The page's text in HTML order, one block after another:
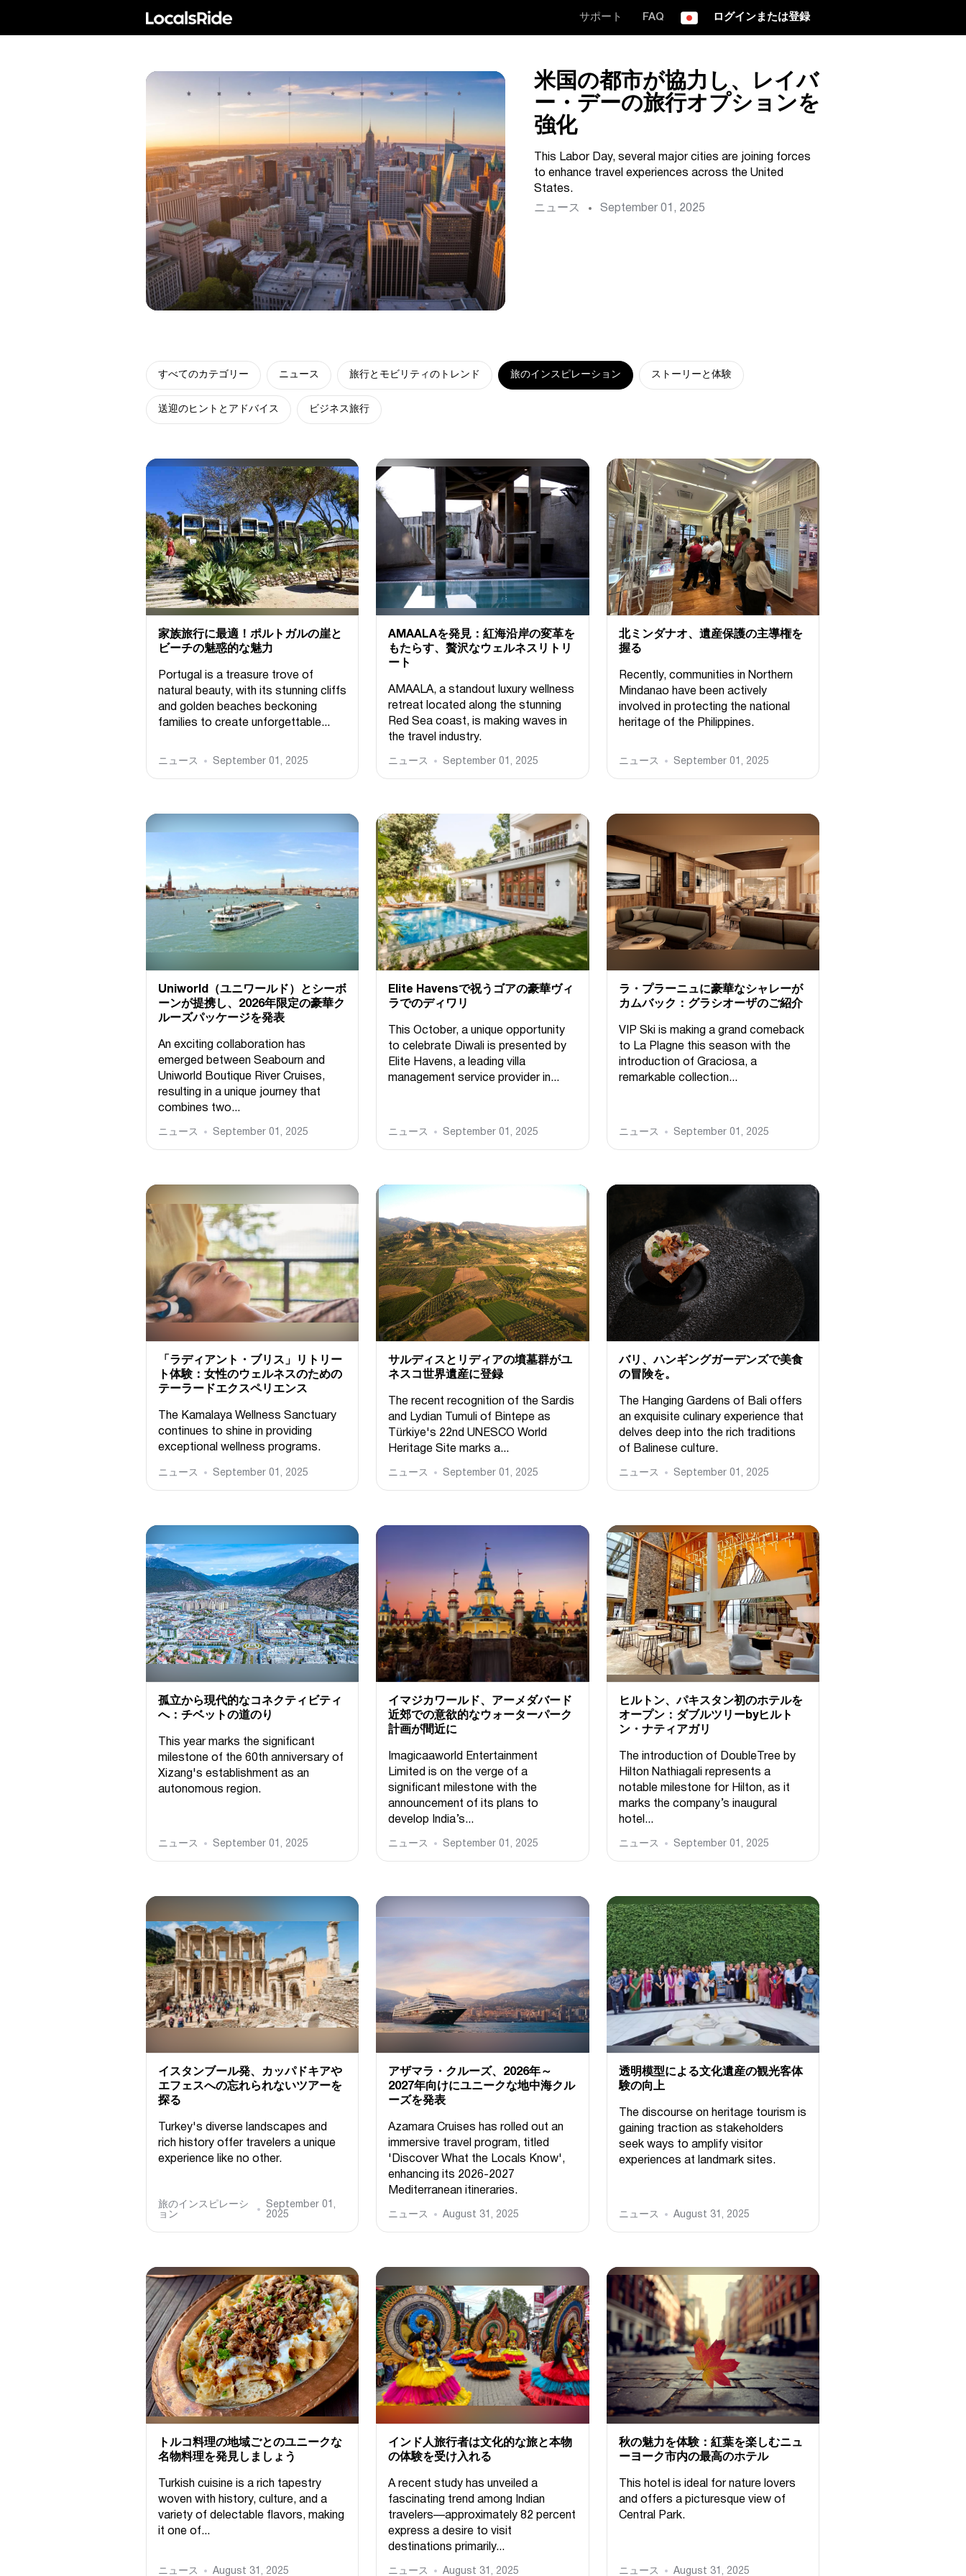
サポート FAQ ログインまたは登録
米国の都市が協力し、レイバ
ー・デーの旅行オプションを
強化
This Labor Day, several major cities are joining forces
to enhance travel experiences across the United
States.
ニュース
September 01, 2025
すべてのカテゴリー ニュース 旅行とモビリティのトレンド 旅のインスピレーション ストーリーと体験
送迎のヒントとアドバイス ビジネス旅行
家族旅行に最適！ポルトガルの崖と
ビーチの魅惑的な魅力
Portugal is a treasure trove of
natural beauty, with its stunning cliffs
and golden beaches beckoning
families to create unforgettable...
ニュース September 01, 2025
AMAALAを発見：紅海沿岸の変革を
もたらす、贅沢なウェルネスリトリ
ート
AMAALA, a standout luxury wellness
retreat located along the stunning
Red Sea coast, is making waves in
the travel industry.
ニュース September 01, 2025
北ミンダナオ、遺産保護の主導権を
握る
Recently, communities in Northern
Mindanao have been actively
involved in protecting the national
heritage of the Philippines.
ニュース September 01, 2025
Uniworld（ユニワールド）とシーボ
ーンが提携し、2026年限定の豪華ク
ルーズパッケージを発表
An exciting collaboration has
emerged between Seabourn and
Uniworld Boutique River Cruises,
resulting in a unique journey that
combines two...
ニュース September 01, 2025
Elite Havensで祝うゴアの豪華ヴィ
ラでのディワリ
This October, a unique opportunity
to celebrate Diwali is presented by
Elite Havens, a leading villa
management service provider in...
ニュース September 01, 2025
ラ・プラーニュに豪華なシャレーが
カムバック：グラシオーザのご紹介
VIP Ski is making a grand comeback
to La Plagne this season with the
introduction of Graciosa, a
remarkable collection...
ニュース September 01, 2025
「ラディアント・ブリス」リトリー
ト体験：女性のウェルネスのための
テーラードエクスペリエンス
The Kamalaya Wellness Sanctuary
continues to shine in providing
exceptional wellness programs.
ニュース September 01, 2025
サルディスとリディアの墳墓群がユ
ネスコ世界遺産に登録
The recent recognition of the Sardis
and Lydian Tumuli of Bintepe as
Türkiye's 22nd UNESCO World
Heritage Site marks a...
ニュース September 01, 2025
バリ、ハンギングガーデンズで美食
の冒険を。
The Hanging Gardens of Bali offers
an exquisite culinary experience that
delves deep into the rich traditions
of Balinese culture.
ニュース September 01, 2025
孤立から現代的なコネクティビティ
へ：チベットの道のり
This year marks the significant
milestone of the 60th anniversary of
Xizang's establishment as an
autonomous region.
ニュース September 01, 2025
イマジカワールド、アーメダバード
近郊での意欲的なウォーターパーク
計画が間近に
Imagicaaworld Entertainment
Limited is on the verge of a
significant milestone with the
announcement of its plans to
develop India’s...
ニュース September 01, 2025
ヒルトン、パキスタン初のホテルを
オープン：ダブルツリーbyヒルト
ン・ナティアガリ
The introduction of DoubleTree by
Hilton Nathiagali represents a
notable milestone for Hilton, as it
marks the company’s inaugural
hotel...
ニュース September 01, 2025
イスタンブール発、カッパドキアや
エフェスへの忘れられないツアーを
探る
Turkey's diverse landscapes and
rich history offer travelers a unique
experience like no other.
旅のインスピレーシ
ョン
September 01,
2025
アザマラ・クルーズ、2026年～
2027年向けにユニークな地中海クル
ーズを発表
Azamara Cruises has rolled out an
immersive travel program, titled
'Discover What the Locals Know',
enhancing its 2026-2027
Mediterranean itineraries.
ニュース August 31, 2025
透明模型による文化遺産の観光客体
験の向上
The discourse on heritage tourism is
gaining traction as stakeholders
seek ways to amplify visitor
experiences at landmark sites.
ニュース August 31, 2025
トルコ料理の地域ごとのユニークな
名物料理を発見しましょう
Turkish cuisine is a rich tapestry
woven with history, culture, and a
variety of delectable flavors, making
it one of...
ニュース August 31, 2025
インド人旅行者は文化的な旅と本物
の体験を受け入れる
A recent study has unveiled a
fascinating trend among Indian
travelers—approximately 82 percent
express a desire to visit
destinations primarily...
ニュース August 31, 2025
秋の魅力を体験：紅葉を楽しむニュ
ーヨーク市内の最高のホテル
This hotel is ideal for nature lovers
and offers a picturesque view of
Central Park.
ニュース August 31, 2025